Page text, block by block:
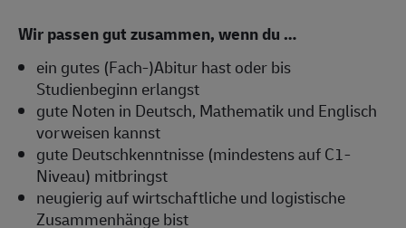
Wir passen gut zusammen, wenn du …
ein gutes (Fach-)Abitur hast oder bis
Studienbeginn erlangst
gute Noten in Deutsch, Mathematik und Englisch
vorweisen kannst
gute Deutschkenntnisse (mindestens auf C1-
Niveau) mitbringst
neugierig auf wirtschaftliche und logistische
Zusammenhänge bist